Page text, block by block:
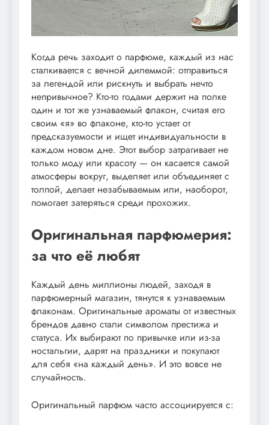
Когда речь заходит о парфюме, каждый из нас
сталкивается с вечной дилеммой: отправиться
за легендой или рискнуть и выбрать нечто
непривычное? Кто-то годами держит на полке
один и тот же узнаваемый флакон, считая его
своим «я» во флаконе, кто-то устает от
предсказуемости и ищет индивидуальности в
каждом новом дне. Этот выбор затрагивает не
только моду или красоту — он касается самой
атмосферы вокруг, выделяет или объединяет с
толпой, делает незабываемым или, наоборот,
помогает затеряться среди прохожих.
Оригинальная парфюмерия:
за что её любят
Каждый день миллионы людей, заходя в
парфюмерный магазин, тянутся к узнаваемым
флаконам. Оригинальные ароматы от известных
брендов давно стали символом престижа и
статуса. Их выбирают по привычке или из-за
ностальгии, дарят на праздники и покупают
для себя «на каждый день». И это вовсе не
случайность.
Оригинальный парфюм часто ассоциируется с: